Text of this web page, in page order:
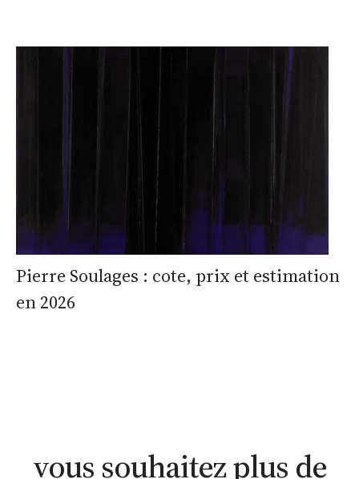
Pierre Soulages : cote, prix et estimation
en 2026
vous souhaitez plus de